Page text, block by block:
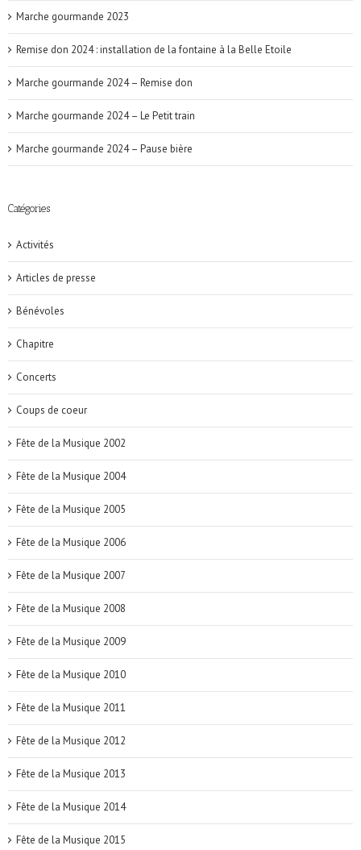
Marche gourmande 2023
Remise don 2024 : installation de la fontaine à la Belle Etoile
Marche gourmande 2024 – Remise don
Marche gourmande 2024 – Le Petit train
Marche gourmande 2024 – Pause bière
Catégories
Activités
Articles de presse
Bénévoles
Chapitre
Concerts
Coups de coeur
Fête de la Musique 2002
Fête de la Musique 2004
Fête de la Musique 2005
Fête de la Musique 2006
Fête de la Musique 2007
Fête de la Musique 2008
Fête de la Musique 2009
Fête de la Musique 2010
Fête de la Musique 2011
Fête de la Musique 2012
Fête de la Musique 2013
Fête de la Musique 2014
Fête de la Musique 2015